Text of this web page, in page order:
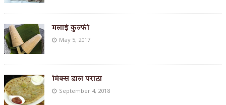
मलाई कुल्फी
May 5, 2017
मिक्स डाल पराठा
September 4, 2018